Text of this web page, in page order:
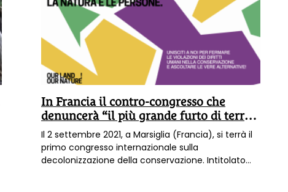
In Francia il contro-congresso che
denuncerà “il più grande furto di terra
del pianeta”
Il 2 settembre 2021, a Marsiglia (Francia), si terrà il
primo congresso internazionale sulla
decolonizzazione della conservazione. Intitolato